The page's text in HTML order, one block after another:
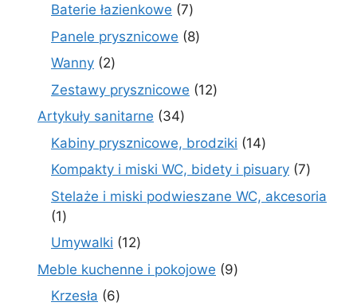
Baterie łazienkowe 77
produktów
Panele prysznicowe 88
Wanny 22
produkty
Zestawy prysznicowe 1212
Artykuły sanitarne 3434
produkty
Kabiny prysznicowe, brodziki 1414
produktów
Kompakty i miski WC, bidety i pisuary 77
Stelaże i miski podwieszane WC, akcesoria
11
produkt
Umywalki 1212
produktów
Meble kuchenne i pokojowe 99
Krzesła 66